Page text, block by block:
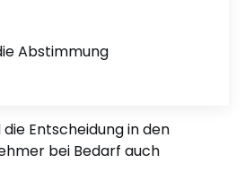
Abstimmung
Entscheidung in den
bei Bedarf auch